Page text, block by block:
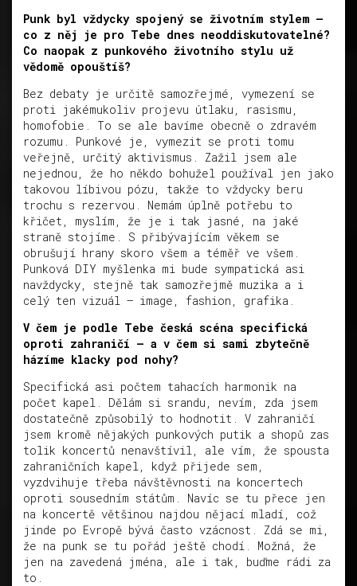
Punk byl vždycky spojený se životním stylem –
co z něj je pro Tebe dnes neoddiskutovatelné?
Co naopak z punkového životního stylu už
vědomě opouštíš?
Bez debaty je určitě samozřejmé, vymezení se
proti jakémukoliv projevu útlaku, rasismu,
homofobie. To se ale bavíme obecně o zdravém
rozumu. Punkové je, vymezit se proti tomu
veřejně, určitý aktivismus. Zažil jsem ale
nejednou, že ho někdo bohužel používal jen jako
takovou líbivou pózu, takže to vždycky beru
trochu s rezervou. Nemám úplně potřebu to
křičet, myslím, že je i tak jasné, na jaké
straně stojíme. S přibývajícím věkem se
obrušují hrany skoro všem a téměř ve všem.
Punková DIY myšlenka mi bude sympatická asi
navždycky, stejně tak samozřejmě muzika a i
celý ten vizuál – image, fashion, grafika.
V čem je podle Tebe česká scéna specifická
oproti zahraničí – a v čem si sami zbytečně
házíme klacky pod nohy?
Specifická asi počtem tahacích harmonik na
počet kapel. Dělám si srandu, nevím, zda jsem
dostatečně způsobilý to hodnotit. V zahraničí
jsem kromě nějakých punkových putik a shopů zas
tolik koncertů nenavštívil, ale vím, že spousta
zahraničních kapel, když přijede sem,
vyzdvihuje třeba návštěvnosti na koncertech
oproti sousedním státům. Navíc se tu přece jen
na koncertě většinou najdou nějací mladí, což
jinde po Evropě bývá často vzácnost. Zdá se mi,
že na punk se tu pořád ještě chodí. Možná, že
jen na zavedená jména, ale i tak, buďme rádi za
to.